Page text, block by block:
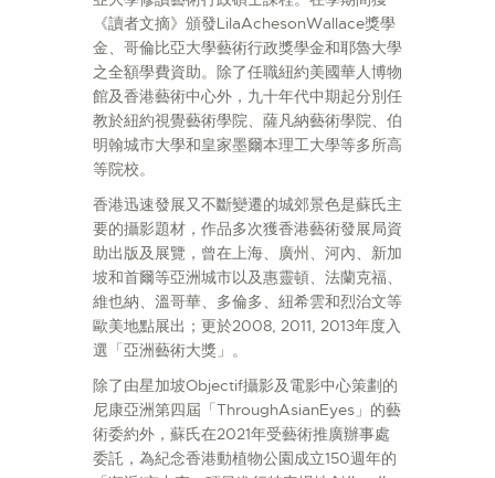
《讀者文摘》頒發LilaAchesonWallace獎學
金、哥倫比亞大學藝術行政獎學金和耶魯大學
之全額學費資助。除了任職紐約美國華人博物
館及香港藝術中心外，九十年代中期起分別任
教於紐約視覺藝術學院、薩凡納藝術學院、伯
明翰城市大學和皇家墨爾本理工大學等多所高
等院校。
香港迅速發展又不斷變遷的城郊景色是蘇氏主
要的攝影題材，作品多次獲香港藝術發展局資
助出版及展覽，曾在上海、廣州、河內、新加
坡和首爾等亞洲城市以及惠靈頓、法蘭克福、
維也納、溫哥華、多倫多、紐希雲和烈治文等
歐美地點展出；更於2008, 2011, 2013年度入
選「亞洲藝術大獎」。
除了由星加坡Objectif攝影及電影中心策劃的
尼康亞洲第四屆「ThroughAsianEyes」的藝
術委約外，蘇氏在2021年受藝術推廣辦事處
委託，為紀念香港動植物公園成立150週年的